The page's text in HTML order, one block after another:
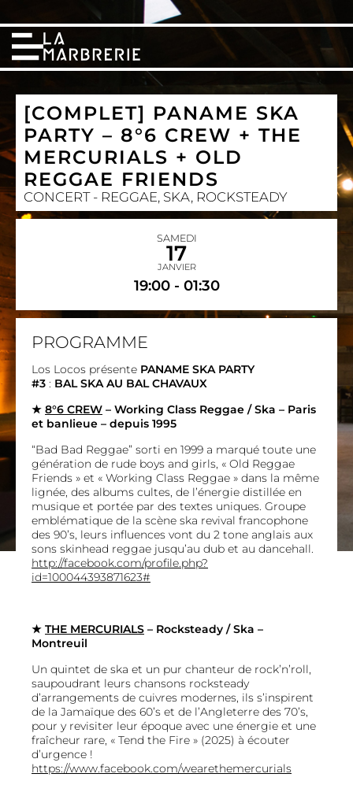
[COMPLET] PANAME SKA
PARTY – 8°6 CREW + THE
MERCURIALS + OLD
REGGAE FRIENDS
CONCERT - REGGAE, SKA, ROCKSTEADY
SAMEDI
17
JANVIER
19:00 - 01:30
PROGRAMME
Los Locos présente PANAME SKA PARTY
#3 : BALSKA AU BAL CHAVAUX
★ 8°6 CREW – Working Class Reggae / Ska – Paris
et banlieue – depuis 1995
“Bad Bad Reggae” sorti en 1999 a marqué toute une
génération de rude boys and girls, « Old Reggae
Friends » et « Working Class Reggae » dans la même
lignée, des albums cultes, de l’énergie distillée en
musique et portée par des textes uniques. Groupe
emblématique de la scène ska revival francophone
des 90’s, leurs influences vont du 2 tone anglais aux
sons skinhead reggae jusqu’au dub et au dancehall.
http://facebook.com/profile.php?
id=100044393871623#
★ THE MERCURIALS – Rocksteady / Ska –
Montreuil
Un quintet de ska et un pur chanteur de rock’n’roll,
saupoudrant leurs chansons rocksteady
d’arrangements de cuivres modernes, ils s’inspirent
de la Jamaïque des 60’s et de l’Angleterre des 70’s,
pour y revisiter leur époque avec une énergie et une
fraîcheur rare, « Tend the Fire » (2025) à écouter
d’urgence !
https://www.facebook.com/wearethemercurials